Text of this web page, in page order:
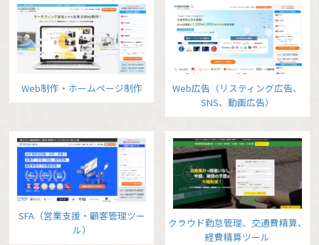
Web制作・ホームページ制作
Web広告（リスティング広告、
SNS、動画広告）
SFA（営業支援・顧客管理ツー
ル）
クラウド勤怠管理、交通費精算、
経費精算ツール